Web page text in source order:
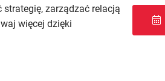
zarządzać relacją
więcej dzięki